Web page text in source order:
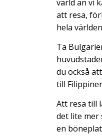
värld än vi
att resa,
hela
Ta
du också
till
Att resa till
det lite mer
en